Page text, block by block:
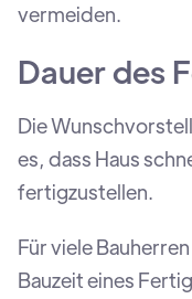
vermeiden.
Dauer des
Die
es, dass Haus
fertigzustellen.
Für viele
Bauzeit eines